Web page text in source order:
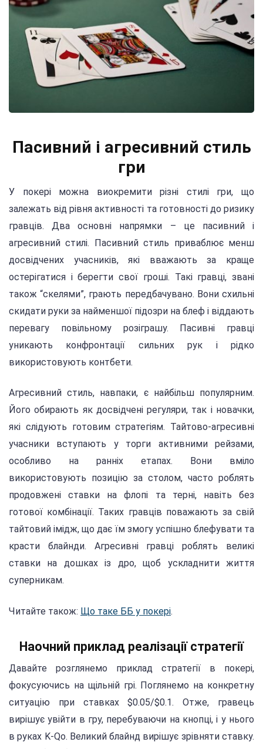
Пасивний і агресивний стиль
гри
У покері можна виокремити різні стилі гри, що
залежать від рівня активності та готовності до ризику
гравців. Два основні напрямки – це пасивний і
агресивний стилі. Пасивний стиль приваблює менш
досвідчених учасників, які вважають за краще
остерігатися і берегти свої гроші. Такі гравці, звані
також “скелями”, грають передбачувано. Вони схильні
скидати руки за найменшої підозри на блеф і віддають
перевагу повільному розіграшу. Пасивні гравці
уникають конфронтації сильних рук і рідко
використовують контбети.
Агресивний стиль, навпаки, є найбільш популярним.
Його обирають як досвідчені регуляри, так і новачки,
які слідують готовим стратегіям. Тайтово-агресивні
учасники вступають у торги активними рейзами,
особливо на ранніх етапах. Вони вміло
використовують позицію за столом, часто роблять
продовжені ставки на флопі та терні, навіть без
готової комбінації. Таких гравців поважають за свій
тайтовий імідж, що дає їм змогу успішно блефувати та
красти блайнди. Агресивні гравці роблять великі
ставки на дошках із дро, щоб ускладнити життя
суперникам.
Читайте також: Що таке ББ у покері.
Наочний приклад реалізації стратегії
Давайте розглянемо приклад стратегії в покері,
фокусуючись на щільній грі. Поглянемо на конкретну
ситуацію при ставках $0.05/$0.1. Отже, гравець
вирішує увійти в гру, перебуваючи на кнопці, і у нього
в руках K-Qо. Великий блайнд вирішує зрівняти ставку.